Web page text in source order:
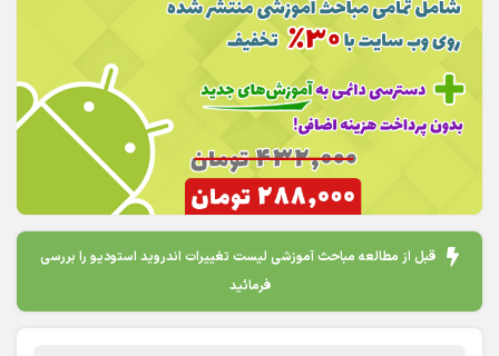
قبل از مطالعه مباحث آموزشی لیست تغییرات اندروید استودیو را بررسی
فرمائید